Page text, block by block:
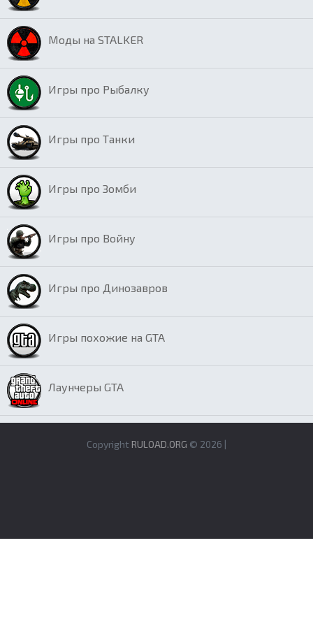
Моды на STALKER
Игры про Рыбалку
Игры про Танки
Игры про Зомби
Игры про Войну
Игры про Динозавров
Игры похожие на GTA
Лаунчеры GTA
Copyright RULOAD.ORG © 2026 |